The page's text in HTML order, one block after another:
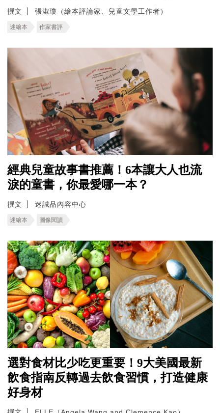
撰文 張淑瓊（繪本評論家、兒童文學工作者）
迷繪本 作家書評
經典兒童故事書推薦！6本讓大人也流
淚的童書，你最愛哪一本？
撰文 迷誠品內容中心
迷繪本 圖像閱讀
選對食材比少吃更重要！9大美國最新
飲食指南反轉過去飲食習慣，打造健康
好身材